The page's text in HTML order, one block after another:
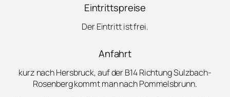
Eintrittspreise
Der Eintritt ist frei.
Anfahrt
kurz nach Hersbruck, auf der B14 Richtung Sulzbach-
Rosenberg kommt man nach Pommelsbrunn.